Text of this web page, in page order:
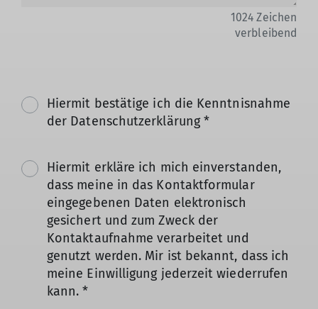
1024 Zeichen
verbleibend
Hiermit bestätige ich die Kenntnisnahme
der Datenschutzerklärung *
Hiermit erkläre ich mich einverstanden,
dass meine in das Kontaktformular
eingegebenen Daten elektronisch
gesichert und zum Zweck der
Kontaktaufnahme verarbeitet und
genutzt werden. Mir ist bekannt, dass ich
meine Einwilligung jederzeit wiederrufen
kann. *